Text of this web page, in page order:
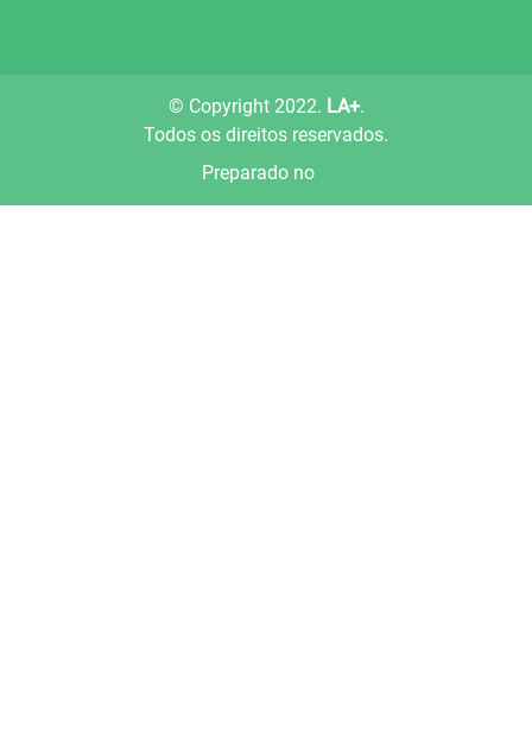
© Copyright 2022. LA+.
Todos os direitos reservados.
Preparado no